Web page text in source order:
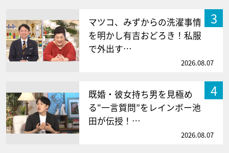
3
マツコ、みずからの洗濯事情
を明かし有吉おどろき！私服
で外出す…
2026.08.07
4
既婚・彼女持ち男を見極め
る“一言質問”をレインボー池
田が伝授！…
2026.08.07